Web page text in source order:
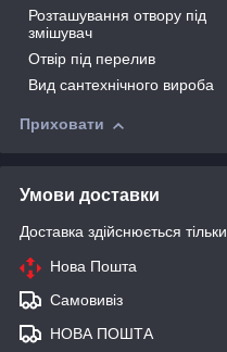
Розташування отвору під
змішувач
Отвір під перелив
Вид сантехнічного вироба
Приховати
Умови доставки
Доставка здійснюється
Нова Пошта
Самовивіз
НОВА ПОШТА